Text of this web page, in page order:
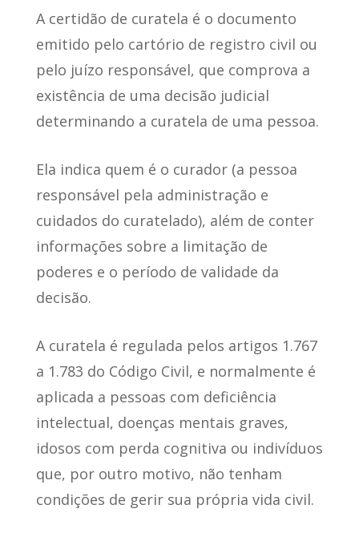
A certidão de curatela é o documento
emitido pelo cartório de registro civil ou
pelo juízo responsável, que comprova a
existência de uma decisão judicial
determinando a curatela de uma pessoa.
Ela indica quem é o curador(a pessoa
responsável pela administração e
cuidados do curatelado), além de conter
informações sobre a limitação de
poderes e o período de validade da
decisão.
A curatela é regulada pelos artigos 1.767
a 1.783 do Código Civil, e normalmente é
aplicada a pessoas com deficiência
intelectual, doenças mentais graves,
idosos com perda cognitiva ou indivíduos
que, por outro motivo, não tenham
condições de gerir sua própria vida civil.